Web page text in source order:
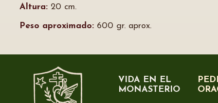
Altura: 20 cm.
Peso aproximado: 600 gr. aprox.
VIDA EN EL
MONASTERIO